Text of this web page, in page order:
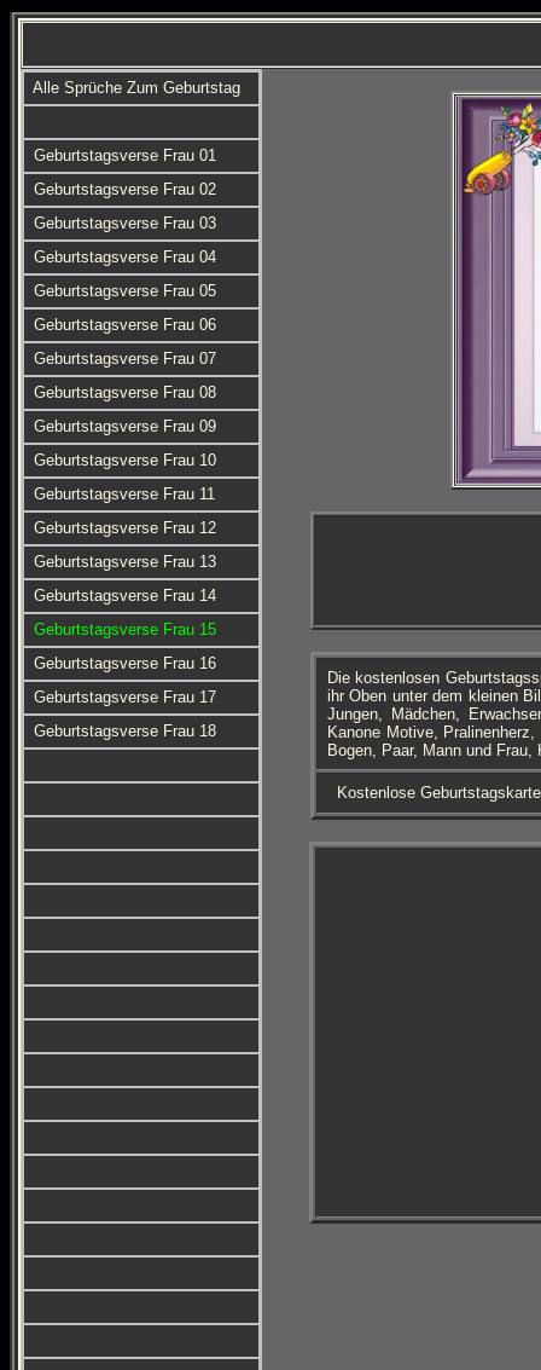
Alle Sprüche Zum Geburtstag
Geburtstagsverse Frau 01
Geburtstagsverse Frau 02
Geburtstagsverse Frau 03
Geburtstagsverse Frau 04
Geburtstagsverse Frau 05
Geburtstagsverse Frau 06
Geburtstagsverse Frau 07
Geburtstagsverse Frau 08
Geburtstagsverse Frau 09
Geburtstagsverse Frau 10
Geburtstagsverse Frau 11
Geburtstagsverse Frau 12
Geburtstagsverse Frau 13
Geburtstagsverse Frau 14
Geburtstagsverse Frau 15
Geburtstagsverse Frau 16
Geburtstagsverse Frau 17
Geburtstagsverse Frau 18
Die kostenlosen
ihr Oben unter dem kleinen
Jungen, Mädchen,
Kanone Motive,
Bogen, Paar, Mann und
Kostenlose